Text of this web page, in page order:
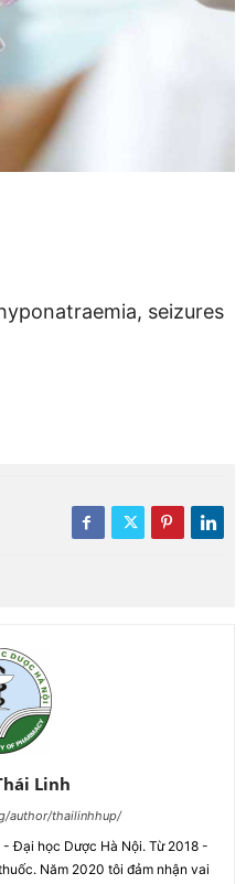
seizures
Linh
author/thailinhhup/
Đại học Dược Hà Nội. Từ 2018 -
Năm 2020 tôi đảm nhận vai